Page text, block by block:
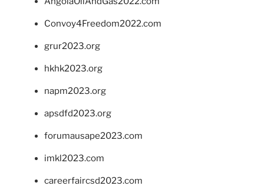
Convoy4Freedom2022.com
grur2023.org
hkhk2023.org
napm2023.org
apsdfd2023.org
forumausape2023.com
imkl2023.com
careerfaircsd2023.com